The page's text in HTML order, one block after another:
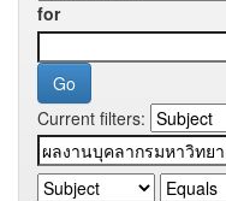
for
Current filters: